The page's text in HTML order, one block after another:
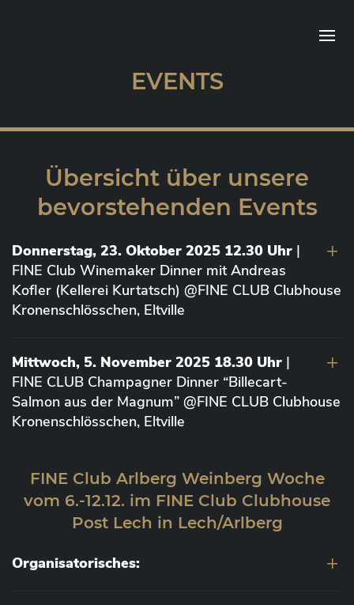
EVENTS
Übersicht über unsere
bevorstehenden Events
Donnerstag, 23. Oktober 2025 12.30 Uhr |
FINE Club Winemaker Dinner mit Andreas
Kofler (Kellerei Kurtatsch) @FINE CLUB Clubhouse
Kronenschlösschen, Eltville
Mittwoch, 5. November 2025 18.30 Uhr |
FINE CLUB Champagner Dinner “Billecart-
Salmon aus der Magnum” @FINE CLUB Clubhouse
Kronenschlösschen, Eltville
FINE Club Arlberg Weinberg Woche
vom 6.-12.12. im FINE Club Clubhouse
Post Lech in Lech/Arlberg
Organisatorisches: